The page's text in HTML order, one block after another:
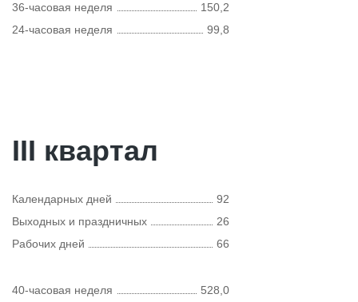
36-часовая неделя
150,2
24-часовая неделя
99,8
III квартал
Календарных дней
92
Выходных и праздничных
26
Рабочих дней
66
40-часовая неделя 528,0